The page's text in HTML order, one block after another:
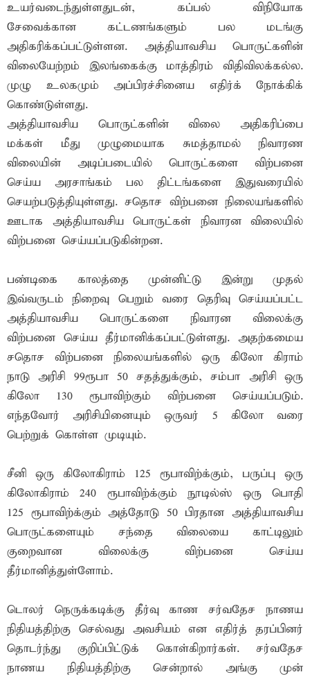
உயர்வடைந்துள்ளதுடன், கப்பல் விநியோக
சேவைக்கான கட்டணங்களும் பல மடங்கு
அதிகரிக்கப்பட்டுள்ளன. அத்தியாவசிய பொருட்களின்
விலையேற்றம் இலங்கைக்கு மாத்திரம் விதிவிலக்கல்ல.
முழு உலகமும் அப்பிரச்சினைய எதிர்க் நோக்கிக்
கொண்டுள்ளது.
அத்தியாவசிய பொருட்களின் விலை அதிகரிப்பை
மக்கள் மீது முழுமையாக சுமத்தாமல் நிவாரண
விலையின் அடிப்படையில் பொருட்களை விற்பனை
செய்ய அரசாங்கம் பல திட்டங்களை இதுவரையில்
செயற்படுத்தியுள்ளது. சதொச விற்பனை நிலையங்களில்
ஊடாக அத்தியாவசிய பொருட்கள் நிவாரன விலையில்
விற்பனை செய்யப்படுகின்றன.
பண்டிகை காலத்தை முன்னிட்டு இன்று முதல்
இவ்வருடம் நிறைவு பெறும் வரை தெரிவு செய்யப்பட்ட
அத்தியாவசிய பொருட்களை நிவாரன விலைக்கு
விற்பனை செய்ய தீர்மானிக்கப்பட்டுள்ளது. அதற்கமைய
சதொச விற்பனை நிலையங்களில் ஒரு கிலோ கிராம்
நாடு அரிசி 99ரூபா 50 சதத்துக்கும், சம்பா அரிசி ஒரு
கிலோ 130 ரூபாவிற்கும் விற்பனை செய்யப்படும்.
எந்தவோர் அரிசியினையும் ஒருவர் 5 கிலோ வரை
பெற்றுக் கொள்ள முடியும்.
சீனி ஒரு கிலோகிராம் 125 ரூபாவிற்க்கும், பருப்பு ஒரு
கிலோகிராம் 240 ரூபாவிற்க்கும் நூடில்ஸ் ஒரு பொதி
125 ரூபாவிற்க்கும் அத்தோடு 50 பிரதான அத்தியாவசிய
பொருட்களையும் சந்தை விலையை காட்டிலும்
குறைவான விலைக்கு விற்பனை செய்ய
தீர்மானித்துள்ளோம்.
டொலர் நெருக்கடிக்கு தீர்வு காண சர்வதேச நாணய
நிதியத்திற்கு செல்வது அவசியம் என எதிர்த் தரப்பினர்
தொடர்ந்து குறிப்பிட்டுக் கொள்கிறார்கள். சர்வதேச
நாணய நிதியத்திற்கு சென்றால் அங்கு முன்